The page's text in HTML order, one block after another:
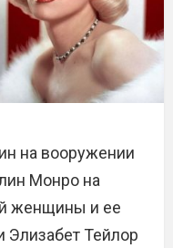
на вооружении
Монро на
женщины и ее
Элизабет Тейлор